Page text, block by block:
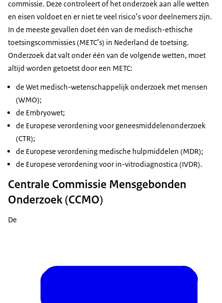
commissie. Deze controleert of het onderzoek aan alle wetten
en eisen voldoet en er niet te veel risico’s voor deelnemers zijn.
In de meeste gevallen doet één van de medisch-ethische
toetsingscommissies (METC’s) in Nederland de toetsing.
Onderzoek dat valt onder één van de volgende wetten, moet
altijd worden getoetst door een METC:
de Wet medisch-wetenschappelijk onderzoek met mensen
(WMO);
de Embryowet;
de Europese verordening voor geneesmiddelenonderzoek
(CTR);
de Europese verordening medische hulpmiddelen (MDR);
de Europese verordening voor in-vitrodiagnostica (IVDR).
Centrale Commissie Mensgebonden
Onderzoek (CCMO)
De